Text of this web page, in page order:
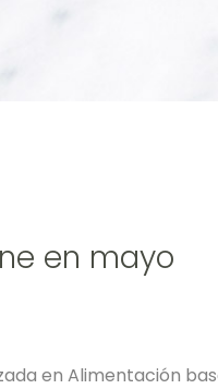
en mayo
en Alimentación